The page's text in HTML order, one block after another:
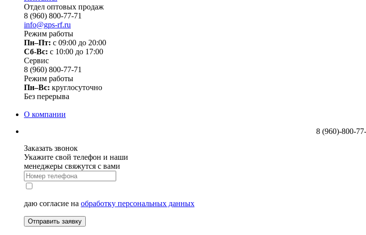
Отдел оптовых продаж
8 (960) 800-77-71
info@gps-rf.ru
Режим работы
Пн–Пт: с 09:00 до 20:00
Сб-Вс: c 10:00 до 17:00
Сервис
8 (960) 800-77-71
Режим работы
Пн–Вс: круглосуточно
Без перерыва
О компании
8 (960)-800-
Заказать звонок
Укажите свой телефон и наши
менеджеры свяжутся с вами
даю согласие на обработку персональных данных
Отправить заявку